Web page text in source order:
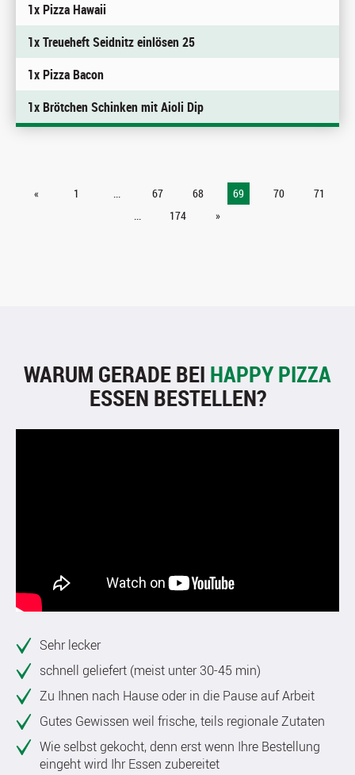
1x Pizza Hawaii
1x Treueheft Seidnitz einlösen 25
1x Pizza Bacon
1x Brötchen Schinken mit Aioli Dip
« 1 ... 67 68 69 70
71
...
174 »
WARUM GERADE BEI HAPPY PIZZA
ESSEN BESTELLEN?
Sehr lecker
schnell geliefert (meist unter 30-45 min)
Zu Ihnen nach Hause oder in die Pause auf Arbeit
Gutes Gewissen weil frische, teils regionale Zutaten
Wie selbst gekocht, denn erst wenn Ihre Bestellung
eingeht wird Ihr Essen zubereitet